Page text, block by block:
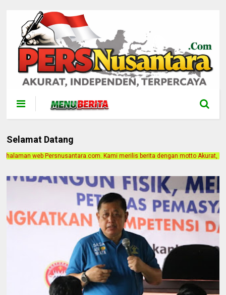
Selamat Datang
Kami merilis berita dengan motto Akurat, Independen, Terpercaya.